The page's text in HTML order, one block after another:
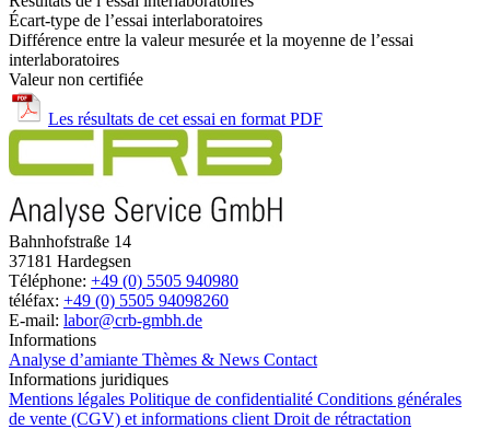
Écart-type de l’essai interlaboratoires
Différence entre la valeur mesurée et la moyenne de l’essai
interlaboratoires
Valeur non certifiée
Les résultats de cet essai en format PDF
Bahnhofstraße 14
37181 Hardegsen
Téléphone: +49 (0) 5505 940980
téléfax: +49 (0) 5505 94098260
E-mail: labor@crb-gmbh.de
Informations
Analyse d’amiante Thèmes & News Contact
Informations juridiques
Mentions légales Politique de confidentialité Conditions générales
de vente (CGV) et informations client Droit de rétractation